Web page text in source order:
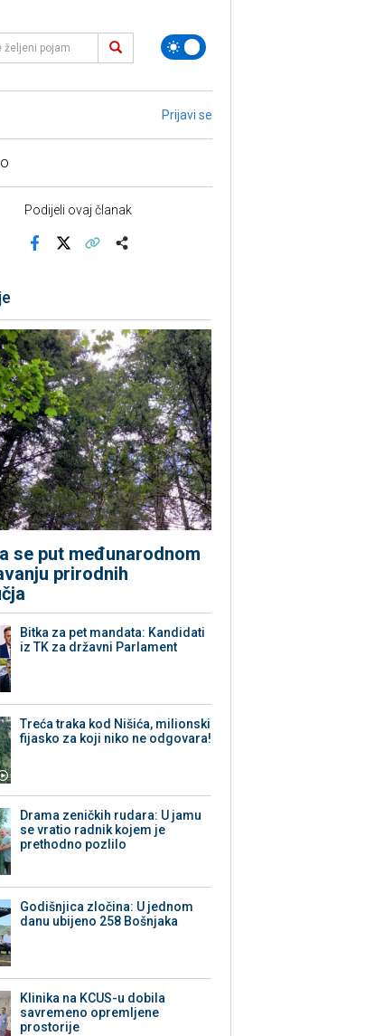
Prijavi se
Podijeli ovaj članak
se put međunarodnom
prirodnih
Bitka za pet mandata: Kandidati
iz TK za državni Parlament
Treća traka kod Nišića, milionski
fijasko za koji niko ne odgovara!
Drama zeničkih rudara: U jamu
se vratio radnik kojem je
prethodno pozlilo
Godišnjica zločina: U jednom
danu ubijeno 258 Bošnjaka
Klinika na KCUS-u dobila
savremeno opremljene
prostorije